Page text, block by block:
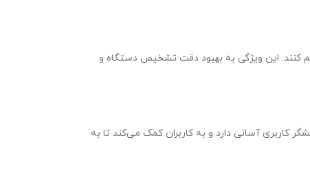
کنند. این ویژگی به بهبود دقت تشخیص دستگاه و
کاربری آسانی دارد و به کاربران کمک می‌کند تا به